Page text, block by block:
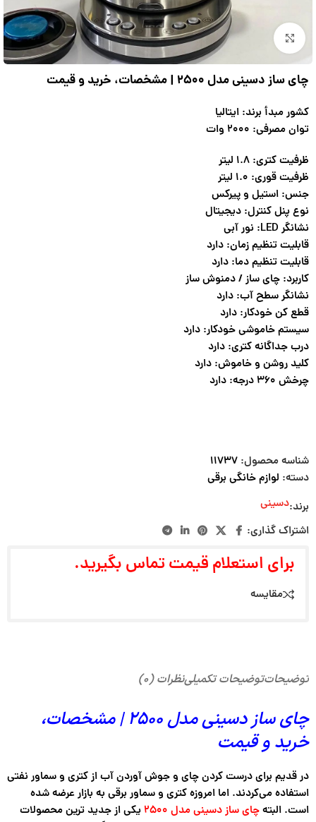
بزرگنمایی تصویر
چای ساز دسینی مدل ۲۵۰۰ | مشخصات، خرید و قیمت
کشور مبدأ برند: ایتالیا
توان مصرفی: ۲۰۰۰ وات
ظرفیت کتری: ۱.۸ لیتر
ظرفیت قوری: ۱.۰ لیتر
جنس: استیل و پیرکس
نوع پنل کنترل: دیجیتال
نشانگر LED: نور آبی
قابلیت تنظیم زمان: دارد
قابلیت تنظیم دما: دارد
کاربرد: چای ساز / دمنوش ساز
نشانگر سطح آب: دارد
قطع کن خودکار: دارد
سیستم خاموشی خودکار: دارد
درب جداگانه کتری: دارد
کلید روشن و خاموش: دارد
چرخش ۳۶۰ درجه: دارد
شناسه محصول: ۱۱۷۳۷
دسته: لوازم خانگی برقی
برند:دسینی
اشتراک گذاری:
برای استعلام قیمت تماس بگیرید.
مقایسه
توضیحاتتوضیحات تکمیلینظرات (۰)
چای ساز دسینی مدل ۲۵۰۰ | مشخصات،
خرید و قیمت
در قدیم برای درست کردن چای و جوش آوردن آب از کتری و سماور نفتی
استفاده می‌کردند. اما امروزه کتری و سماور برقی به بازار عرضه شده
است. البتهچای ساز دسینی مدل ۲۵۰۰
یکی از جدید ترین محصولات